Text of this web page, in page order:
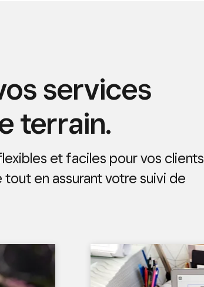
services
terrain.
et faciles pour vos clients
tout en assurant votre suivi de